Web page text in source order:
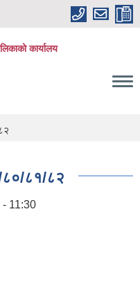
कार्यालय
८०/८१/८२
- 11:30